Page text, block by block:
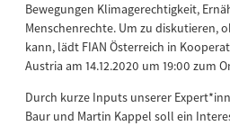
Bewegungen Klimagerechtigkeit,
Menschenrechte. Um zu diskutieren,
kann, lädt FIAN Österreich in
Austria am 14.12.2020 um 19:00 zum
Durch kurze Inputs unserer
Baur und Martin Kappel soll ein